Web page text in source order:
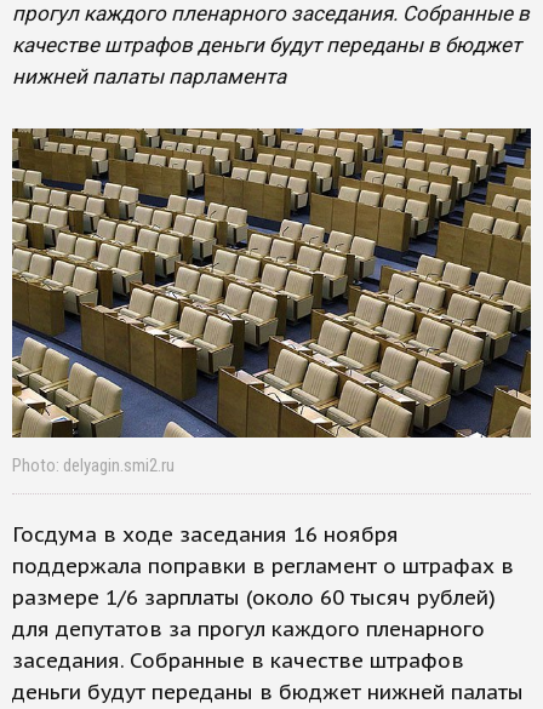
прогул каждого пленарного заседания. Собранные в
качестве штрафов деньги будут переданы в бюджет
нижней палаты парламента
Photo: delyagin.smi2.ru
Госдума в ходе заседания 16 ноября
поддержала поправки в регламент о штрафах в
размере 1/6 зарплаты (около 60 тысяч рублей)
для депутатов за прогул каждого пленарного
заседания. Собранные в качестве штрафов
деньги будут переданы в бюджет нижней палаты